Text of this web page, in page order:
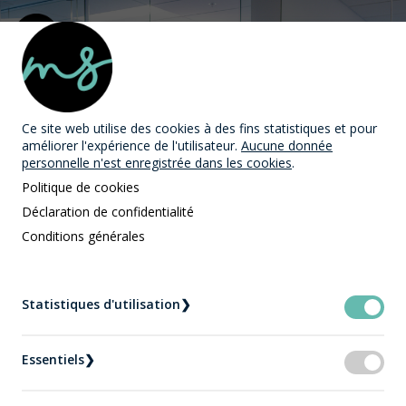
MAST Avocats
L'équipe MAST Avocats
Mme Yanie Dupont - Technicienne Juridique Mast
Ce site web utilise des cookies à des fins statistiques et pour
améliorer l'expérience de l'utilisateur. Aucune donnée
personnelle n'est enregistrée dans les cookies.
Politique de cookies
Déclaration de confidentialité
Conditions générales
Statistiques d'utilisation❯
Essentiels❯